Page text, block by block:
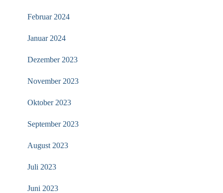
Februar 2024
Januar 2024
Dezember 2023
November 2023
Oktober 2023
September 2023
August 2023
Juli 2023
Juni 2023